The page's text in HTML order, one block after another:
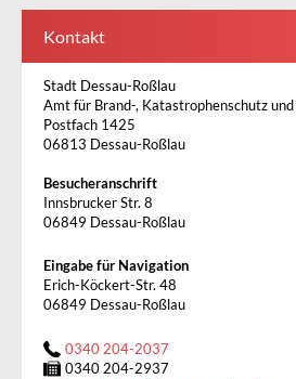
Kontakt
Stadt Dessau-Roßlau
Amt für Brand-, Katastrophenschutz
Postfach 1425
06813 Dessau-Roßlau
Besucheranschrift
Innsbrucker Str. 8
06849 Dessau-Roßlau
Eingabe für Navigation
Erich-Köckert-Str. 48
06849 Dessau-Roßlau
0340 204-2037
0340 204-2937